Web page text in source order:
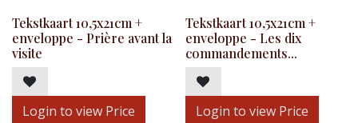
Tekstkaart 10,5x21cm +
enveloppe - Prière avant la
visite
Login to view Price
Tekstkaart 10,5x21cm +
enveloppe - Les dix
commandements...
Login to view Price